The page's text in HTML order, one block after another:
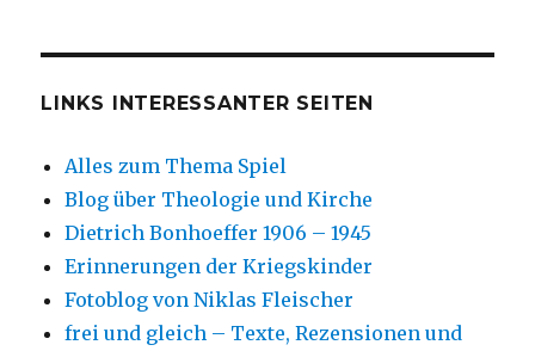
LINKS INTERESSANTER SEITEN
Alles zum Thema Spiel
Blog über Theologie und Kirche
Dietrich Bonhoeffer 1906 – 1945
Erinnerungen der Kriegskinder
Fotoblog von Niklas Fleischer
frei und gleich – Texte, Rezensionen und